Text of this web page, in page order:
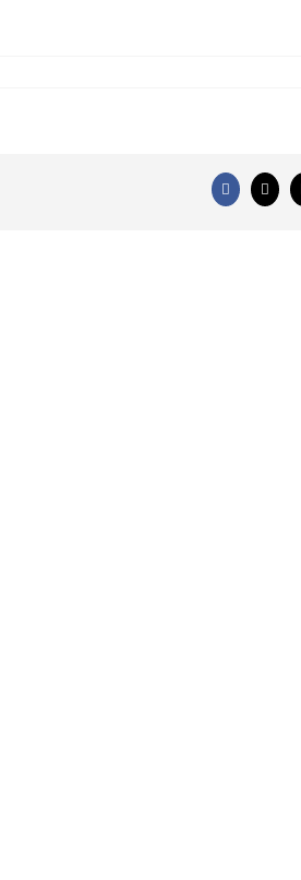
Facebook
X